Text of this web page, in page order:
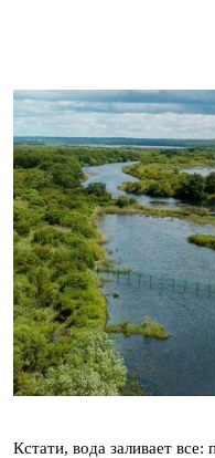
Кстати, вода заливает